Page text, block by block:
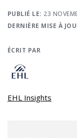
PUBLIÉ LE: 23
DERNIÈRE MISE À
ÉCRIT PAR
EHL Insights